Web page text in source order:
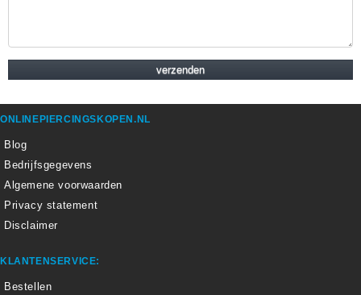
ONLINEPIERCINGSKOPEN.NL
Blog
Bedrijfsgegevens
Algemene voorwaarden
Privacy statement
Disclaimer
KLANTENSERVICE:
Bestellen